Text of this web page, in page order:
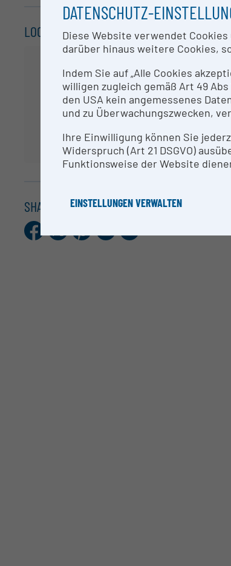
LOCATION
SHARE THIS ENTRY
Facebook
Mail
DATENSCHUTZ-
Diese Website verwendet
darüber hinaus weitere Cookies,
Indem Sie auf „Alle Cookies
willigen zugleich gemäß Art 49
den USA kein angemessenes
und zu Überwachungszwecken,
Ihre Einwilligung können Sie
Widerspruch (Art 21 DSGVO)
Funktionsweise der Website
EINSTELLUNGEN VERWALTEN